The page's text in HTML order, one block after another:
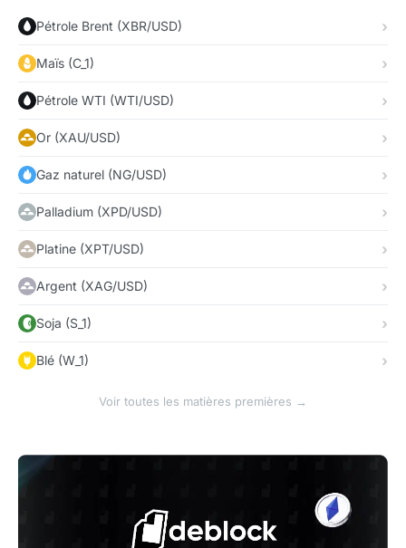
Pétrole Brent (XBR/USD)
Maïs (C_1)
Pétrole WTI (WTI/USD)
Or (XAU/USD)
Gaz naturel (NG/USD)
Palladium (XPD/USD)
Platine (XPT/USD)
Argent (XAG/USD)
Soja (S_1)
Blé (W_1)
Voir toutes les matières premières →